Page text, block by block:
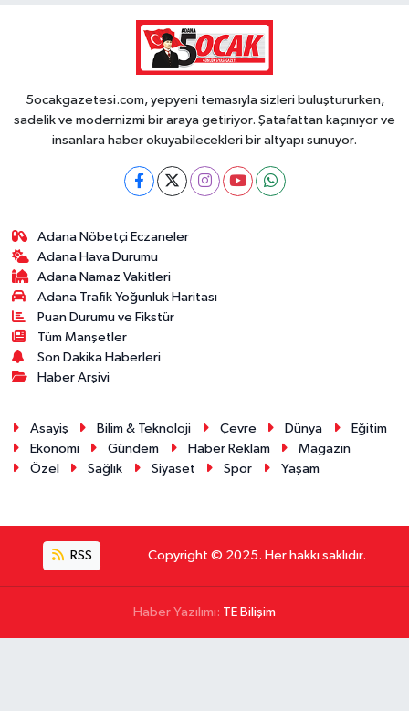
5ocakgazetesi.com, yepyeni temasıyla sizleri buluştururken,
sadelik ve modernizmi bir araya getiriyor. Şatafattan kaçınıyor ve
insanlara haber okuyabilecekleri bir altyapı sunuyor.
Adana Nöbetçi Eczaneler
Adana Hava Durumu
Adana Namaz Vakitleri
Adana Trafik Yoğunluk Haritası
Puan Durumu ve Fikstür
Tüm Manşetler
Son Dakika Haberleri
Haber Arşivi
Asayiş Bilim & Teknoloji Çevre Dünya
Eğitim
Ekonomi
Gündem Haber Reklam
Magazin
Özel
Sağlık Siyaset Spor Yaşam
RSS Copyright © 2025. Her hakkı saklıdır.
Haber Yazılımı: TE Bilişim